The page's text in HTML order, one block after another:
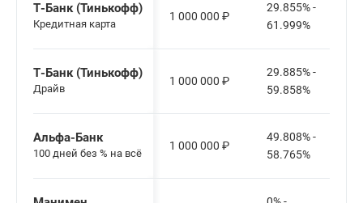
Т-Банк (Тинькофф)
Кредитная карта
1 000 000 ₽
29.855% -
61.999%
Т-Банк (Тинькофф)
Драйв
1 000 000 ₽
29.885% -
59.858%
Альфа-Банк
100 дней без % на всё
1 000 000 ₽
49.808% -
58.765%